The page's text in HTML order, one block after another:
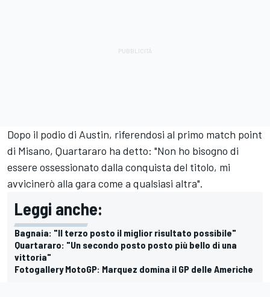
Dopo il podio di Austin, riferendosi al primo match point
di Misano, Quartararo ha detto: "Non ho bisogno di
essere ossessionato dalla conquista del titolo, mi
avvicinerò alla gara come a qualsiasi altra".
Leggi anche:
Bagnaia: "Il terzo posto il miglior risultato possibile"
Quartararo: "Un secondo posto posto più bello di una
vittoria"
Fotogallery MotoGP: Marquez domina il GP delle Americhe